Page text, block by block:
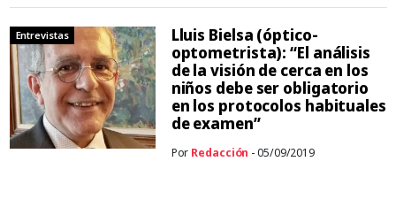
Entrevistas
Lluis Bielsa (óptico-
optometrista): “El análisis
de la visión de cerca en los
niños debe ser obligatorio
en los protocolos habituales
de examen”
Por Redacción - 05/09/2019